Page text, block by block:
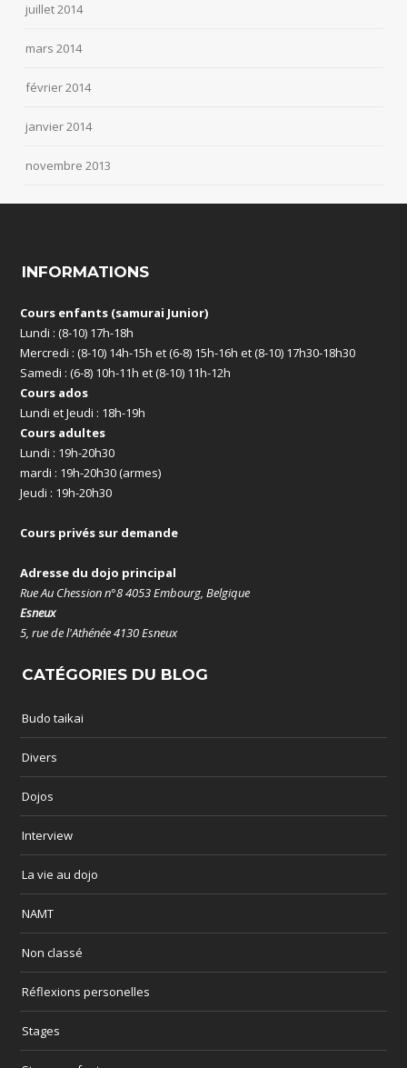
juillet 2014
mars 2014
février 2014
janvier 2014
novembre 2013
INFORMATIONS
Cours enfants (samurai Junior)
Lundi : (8-10) 17h-18h
Mercredi : (8-10) 14h-15h et (6-8) 15h-16h et (8-10) 17h30-18h30
Samedi : (6-8) 10h-11h et (8-10) 11h-12h
Cours ados
Lundi et Jeudi : 18h-19h
Cours adultes
Lundi : 19h-20h30
mardi : 19h-20h30 (armes)
Jeudi : 19h-20h30
Cours privés sur demande
Adresse du dojo principal
Rue Au Chession n°8 4053 Embourg, Belgique
Esneux
5, rue de l'Athénée 4130 Esneux
CATÉGORIES DU BLOG
Budo taikai
Divers
Dojos
Interview
La vie au dojo
NAMT
Non classé
Réflexions personelles
Stages